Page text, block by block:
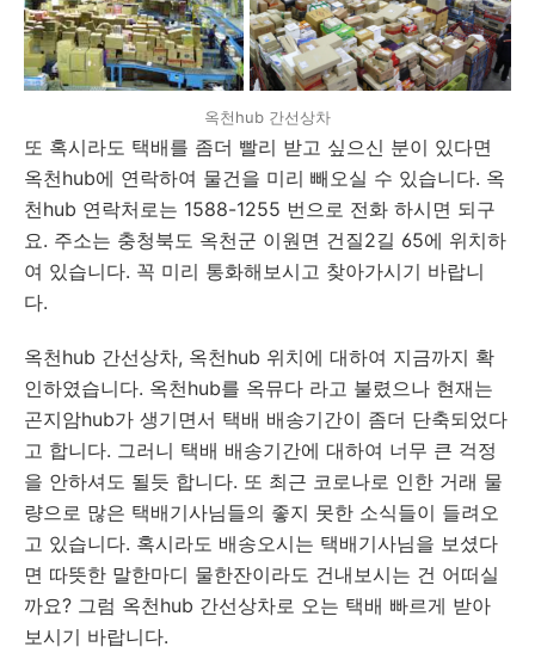
옥천hub 간선상차
또 혹시라도 택배를 좀더 빨리 받고 싶으신 분이 있다면
옥천hub에 연락하여 물건을 미리 빼오실 수 있습니다. 옥
천hub 연락처로는 1588-1255 번으로 전화 하시면 되구
요. 주소는 충청북도 옥천군 이원면 건질2길 65에 위치하
여 있습니다. 꼭 미리 통화해보시고 찾아가시기 바랍니
다.
옥천hub 간선상차, 옥천hub 위치에 대하여 지금까지 확
인하였습니다. 옥천hub를 옥뮤다 라고 불렸으나 현재는
곤지암hub가 생기면서 택배 배송기간이 좀더 단축되었다
고 합니다. 그러니 택배 배송기간에 대하여 너무 큰 걱정
을 안하셔도 될듯 합니다. 또 최근 코로나로 인한 거래 물
량으로 많은 택배기사님들의 좋지 못한 소식들이 들려오
고 있습니다. 혹시라도 배송오시는 택배기사님을 보셨다
면 따뜻한 말한마디 물한잔이라도 건내보시는 건 어떠실
까요? 그럼 옥천hub 간선상차로 오는 택배 빠르게 받아
보시기 바랍니다.